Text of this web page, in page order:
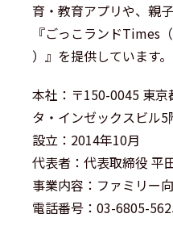
育・教育アプリや、親
『ごっこランドTimes（
）』を提供しています。
本社：〒150-0045 東
タ・インゼックスビル5
設立：2014年10月
代表者：代表取締役 平
事業内容：ファミリー
電話番号：03-6805-